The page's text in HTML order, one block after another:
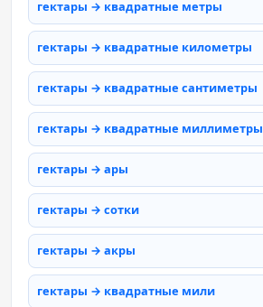
гектары → квадратные метры
гектары → квадратные километры
гектары → квадратные сантиметры
гектары → квадратные миллиметры
гектары → ары
гектары → сотки
гектары → акры
гектары → квадратные мили